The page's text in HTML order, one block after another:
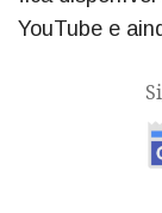
YouTube e